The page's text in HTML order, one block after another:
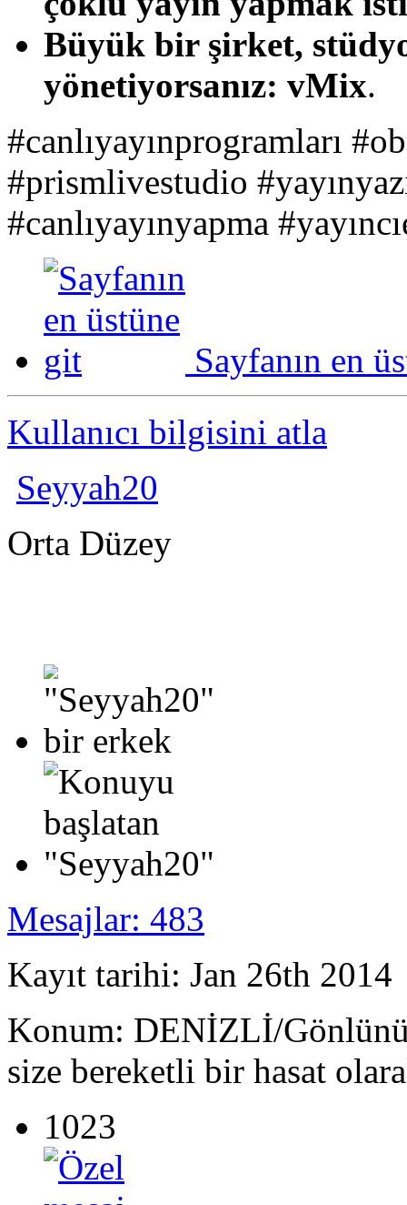
Büyük bir şirket,
yönetiyorsanız: vMix.
#canlıyayınprogramları
#prismlivestudio
#canlıyayınyapma
Sayfanın en
Kullanıcı bilgisini atla
Seyyah20
Orta Düzey
Mesajlar: 483
Kayıt tarihi: Jan 26th 2014
Konum: DENİZLİ/
size bereketli bir hasat
1023